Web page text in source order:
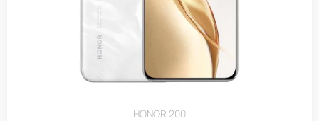
HONOR 200